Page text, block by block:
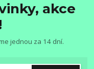
akce
jednou za 14 dní.